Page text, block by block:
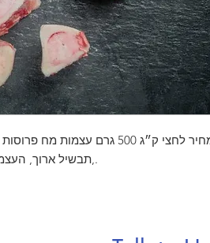
מחיר לחצי ק״ג 500 גרם
,תבשיל ארוך, העצמות מוסיפים שמנוניות עדינה לבישול.